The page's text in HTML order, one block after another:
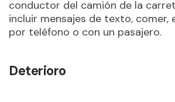
conductor del camión de la
incluir mensajes de texto, comer,
por teléfono o con un pasajero.
Deterioro